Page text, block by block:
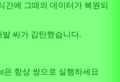
간에 그때의 데이터가 복원되
씨가 감탄했습니다.
은 항상 쌍으로 실행하세요